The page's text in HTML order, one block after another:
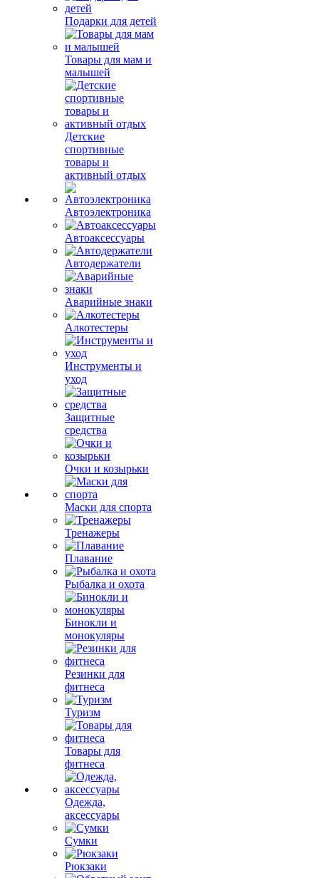
Подарки для детей
Товары для мам и
малышей
Детские
спортивные
товары и
активный отдых
Автоэлектроника
Автоаксессуары
Автодержатели
Аварийные знаки
Алкотестеры
Инструменты и
уход
Защитные
средства
Очки и козырьки
Маски для спорта
Тренажеры
Плавание
Рыбалка и охота
Бинокли и
монокуляры
Резинки для
фитнеса
Туризм
Товары для
фитнеса
Одежда,
аксессуары
Сумки
Рюкзаки